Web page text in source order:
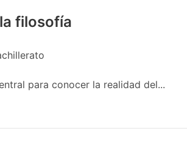
filosofía
para conocer la realidad del...